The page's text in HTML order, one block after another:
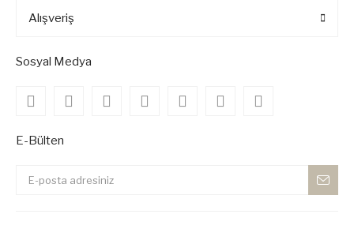
Alışveriş
Sosyal Medya
E-Bülten